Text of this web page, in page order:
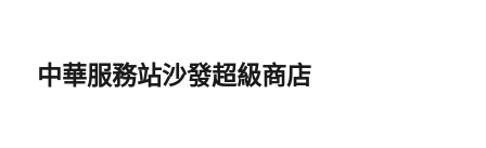
中華服務站沙發超級商店